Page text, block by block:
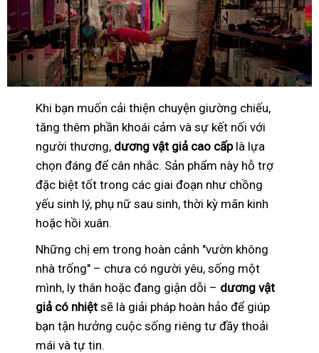
Khi bạn muốn cải thiện chuyện giường chiếu,
tăng thêm phần khoái cảm và sự kết nối với
người thương, dương vật giả cao cấplà lựa
chọn đáng để cân nhắc. Sản phẩm này hỗ trợ
đặc biệt tốt trong các giai đoạn như chồng
yếu sinh lý, phụ nữ sau sinh, thời kỳ mãn kinh
hoặc hồi xuân.
Những chị em trong hoàn cảnh "vườn không
nhà trống" – chưa có người yêu, sống một
mình, ly thân hoặc đang giận dỗi – dương vật
giả có nhiệt sẽ là giải pháp hoàn hảo để giúp
bạn tận hưởng cuộc sống riêng tư đầy thoải
mái và tự tin.